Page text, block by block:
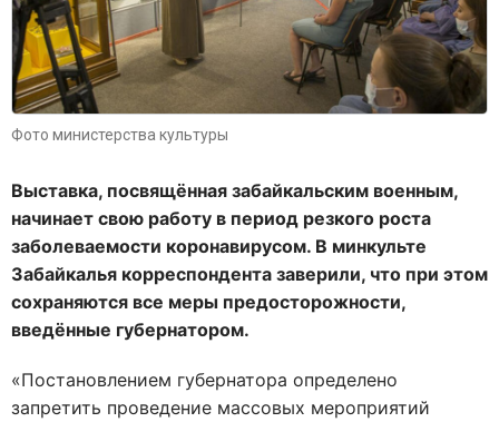
Фото министерства культуры
Выставка, посвящённая забайкальским военным,
начинает свою работу в период резкого роста
заболеваемости коронавирусом. В минкульте
Забайкалья корреспондента заверили, что при этом
сохраняются все меры предосторожности,
введённые губернатором.
«Постановлением губернатора определено
запретить проведение массовых мероприятий